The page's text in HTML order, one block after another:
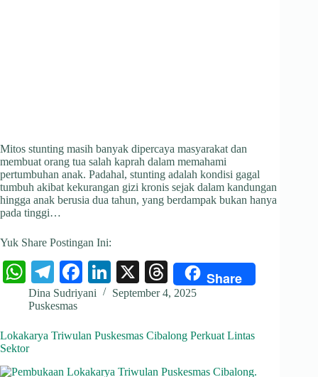
Mitos stunting masih banyak dipercaya masyarakat dan
membuat orang tua salah kaprah dalam memahami
pertumbuhan anak. Padahal, stunting adalah kondisi gagal
tumbuh akibat kekurangan gizi kronis sejak dalam kandungan
hingga anak berusia dua tahun, yang berdampak bukan hanya
pada tinggi…
Yuk Share Postingan Ini:
W
ha
ts
A
pp
Te
le
gr
a
m
Fa
ce
ok
Li
nk
In
X
T
hr
ds
Share
Dina Sudriyani
September 4, 2025
Puskesmas
Lokakarya Triwulan Puskesmas Cibalong Perkuat Lintas
Sektor